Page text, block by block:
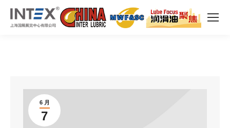
6 月
7